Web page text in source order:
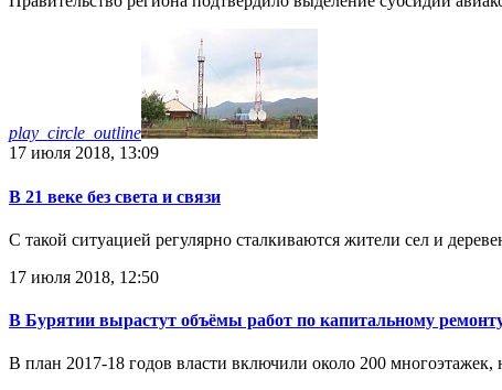
play_circle_outline
17 июля 2018, 13:09
В 21 веке без света и связи
С такой ситуацией регулярно сталкиваются жители сел и
17 июля 2018, 12:50
В Бурятии вырастут объёмы работ по капитальному
В план 2017-18 годов власти включили около 200